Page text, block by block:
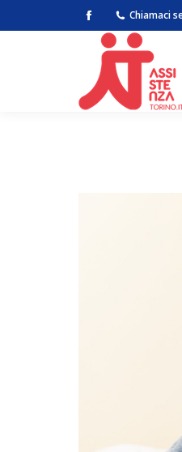
Facebook
page
opens
in
new
Chiamaci